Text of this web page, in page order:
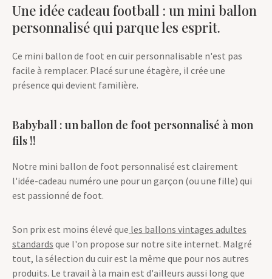
Une idée cadeau football : un mini ballon
personnalisé qui parque les esprit.
Ce mini ballon de foot en cuir personnalisable n'est pas
facile à remplacer. Placé sur une étagère, il crée une
présence qui devient familière.
Babyball : un ballon de foot personnalisé à mon
fils !!
Notre mini ballon de foot personnalisé est clairement
l'idée-cadeau numéro une pour un garçon (ou une fille) qui
est passionné de foot.
Son prix est moins élevé que les ballons vintages adultes
standards que l'on propose sur notre site internet. Malgré
tout, la sélection du cuir est la même que pour nos autres
produits. Le travail à la main est d'ailleurs aussi long que